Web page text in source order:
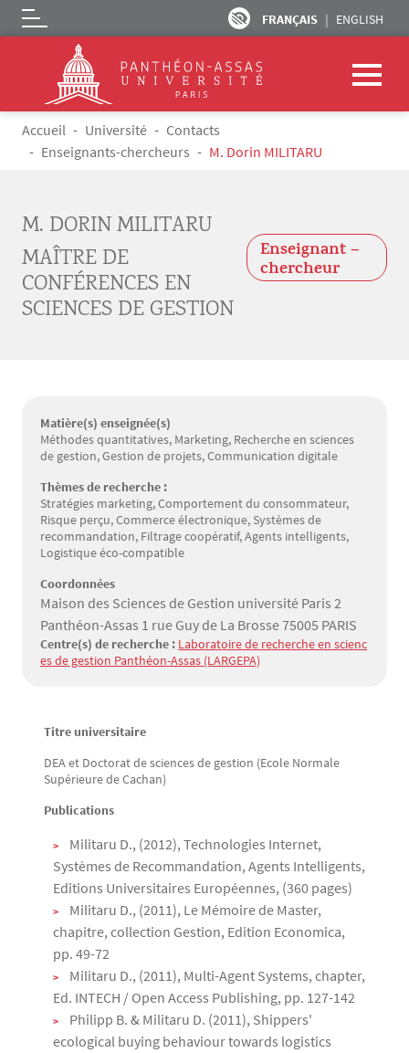
Aller au contenu principal
FRANÇAIS ENGLISH
Logo
Fil d'Ariane
Accueil Université
Contacts
Enseignants-chercheurs
M. Dorin MILITARU
M. DORIN MILITARU
MAÎTRE DE
CONFÉRENCES EN
SCIENCES DE GESTION
Enseignant –
chercheur
Matière(s) enseignée(s)
Méthodes quantitatives, Marketing, Recherche en sciences
de gestion, Gestion de projets, Communication digitale
Thèmes de recherche :
Stratégies marketing, Comportement du consommateur,
Risque perçu, Commerce électronique, Systèmes de
recommandation, Filtrage coopératif, Agents intelligents,
Logistique éco-compatible
Coordonnées
Maison des Sciences de Gestion université Paris 2
Panthéon-Assas 1 rue Guy de La Brosse 75005 PARIS
Centre(s) de recherche : Laboratoire de recherche en scienc
es de gestion Panthéon-Assas (LARGEPA)
Texte
Titre universitaire
DEA et Doctorat de sciences de gestion (Ecole Normale
Supérieure de Cachan)
Publications
Militaru D., (2012), Technologies Internet,
Systèmes de Recommandation, Agents Intelligents,
Editions Universitaires Européennes, (360 pages)
Militaru D., (2011), Le Mémoire de Master,
chapitre, collection Gestion, Edition Economica,
pp. 49-72
Militaru D., (2011), Multi-Agent Systems, chapter,
Ed. INTECH / Open Access Publishing, pp. 127-142
Philipp B. & Militaru D. (2011), Shippers'
ecological buying behaviour towards logistics